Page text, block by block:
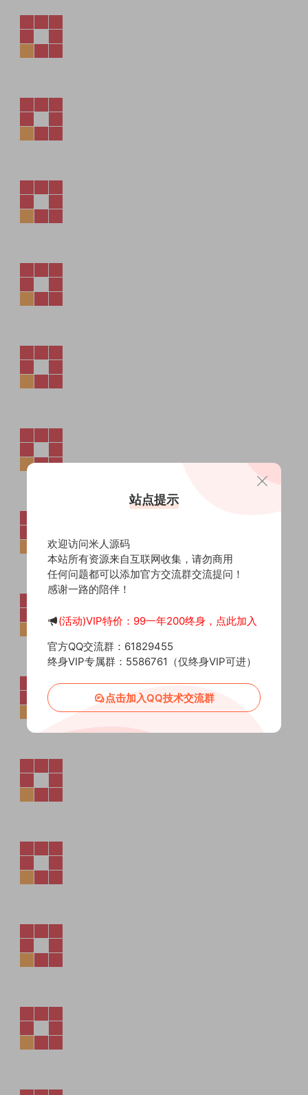
站点提示
欢迎访问米人源码
本站所有资源来自互联网收集，请勿商用
任何问题都可以添加官方交流群交流提问！
感谢一路的陪伴！
(活动)VIP特价：99一年200终身，点此加入
官方QQ交流群：61829455
终身VIP专属群：5586761（仅终身VIP可进）
点击加入QQ技术交流群